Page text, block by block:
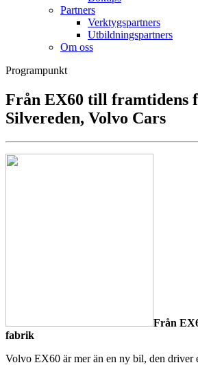
Partners
Verktygspartners
Utbildningspartners
Om oss
Programpunkt
Från EX60 till framtidens
Silvereden, Volvo Cars
Från
fabrik
Volvo EX60 är mer än en ny bil, den driver